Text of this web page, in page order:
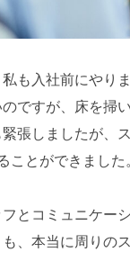
私も入社前にやり
ですが、床を掃
張しましたが、
ことができました
フとコミュニケー
、本当に周りの